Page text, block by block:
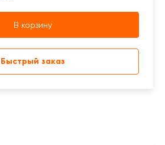
В корзину
Быстрый заказ